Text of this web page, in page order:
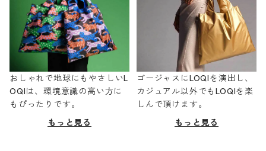
おしゃれで地球にもやさしいL
OQIは、環境意識の高い方に
もぴったりです。
もっと見る
ゴージャスにLOQIを演出し、
カジュアル以外でもLOQIを楽
しんで頂けます。
もっと見る